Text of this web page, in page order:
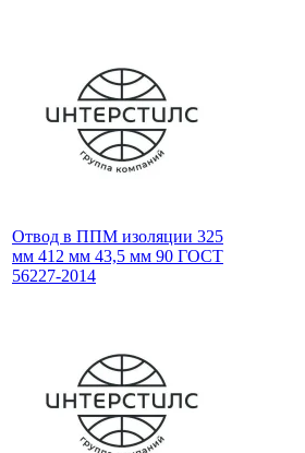
Отвод в ППМ изоляции 325
мм 412 мм 43,5 мм 90 ГОСТ
56227-2014